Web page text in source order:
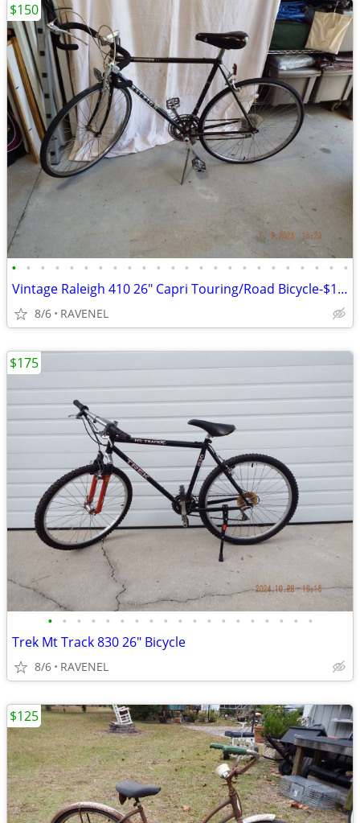
• • • • • • • • • • • • • • • • • • • • • • • •
Vintage Raleigh 410 26" Capri Touring/Road Bicycle-$150 or OBO
8/6 RAVENEL
$150
• • • • • • • • • • • • • • • • • • •
Trek Mt Track 830 26" Bicycle
8/6 RAVENEL
$175
$125